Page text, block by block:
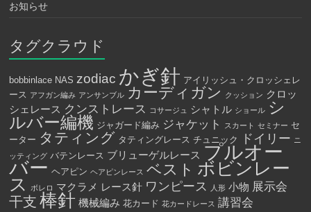
お知らせ
タグクラウド
bobbinlace NAS zodiac かぎ針 アイリッシュ・クロッシェレ
ース アフガン編み アンサンブル カーディガン クッション クロッ
シェレース クンストレース コサージュ シャトル ショール シ
ルバー編機 ジャガード編み ジャケット スカート セミナー セ
ーター タティング タティングレース チュニック ドイリー ニ
ッティング バテンレース ブリューゲルレース プルオー
バー ヘアピン ヘアピンレース ベスト ボビンレー
ス ボレロ マクラメ レース針 ワンピース 人形 小物 展示会
干支 棒針 機械編み 花カード 花カードレース 講習会